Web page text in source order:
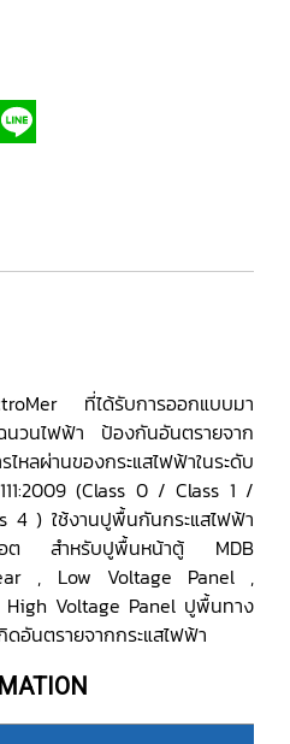
ที่ได้รับการออกแบบมา
ฉนวนไฟฟ้า ป้องกันอันตรายจาก
ลผ่านของกระแสไฟฟ้าในระดับ
(Class 0 / Class 1 /
4 ) ใช้งานปูพื้นกันกระแสไฟฟ้า
ต สำหรับปูพื้นหน้าตู้ MDB
, Low Voltage Panel ,
Voltage Panel ปูพื้นทาง
อันตรายจากกระแสไฟฟ้า